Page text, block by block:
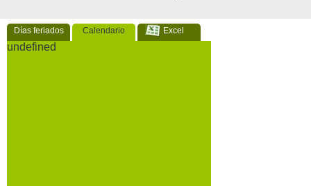
Días feriados Calendario Excel
undefined